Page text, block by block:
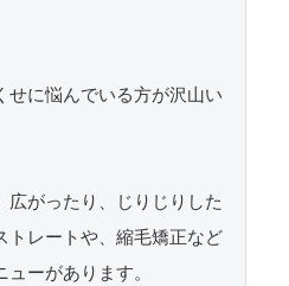
せに悩んでいる方が沢山い
広がったり、じりじりした
トレートや、縮毛矯正など
ーがあります。